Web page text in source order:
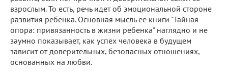
взрослым. То есть, речь идет об эмоциональной стороне
развития ребенка. Основная мысль её книги "Тайная
опора: привязанность в жизни ребенка" наглядно и не
заумно показывает, как успех человека в будущем
зависит от доверительных, безопасных отношениях,
основанных на любви.